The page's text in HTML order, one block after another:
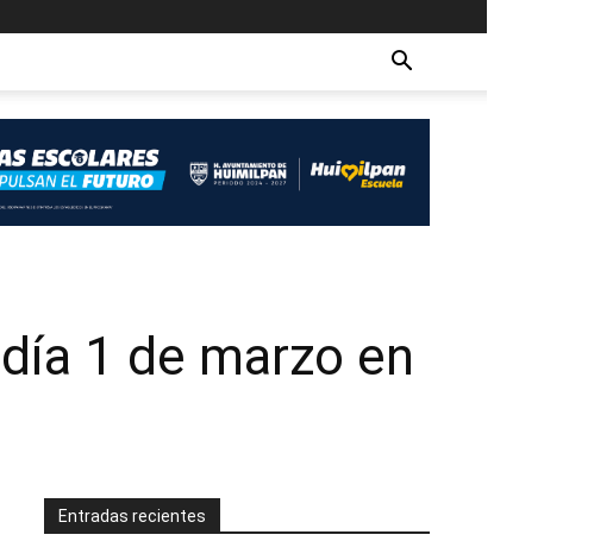
1 de marzo en
Entradas recientes